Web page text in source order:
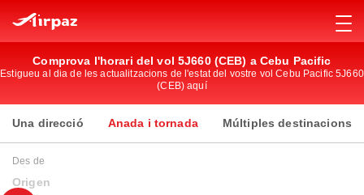
Comprova l'horari del vol 5J660 (CEB) a Cebu Pacific
Estigueu al dia de les actualitzacions de l'estat del vostre vol Cebu Pacific 5J660
(CEB) aquí
Una direcció Anada i tornada Múltiples destinacions
Des de
Origen